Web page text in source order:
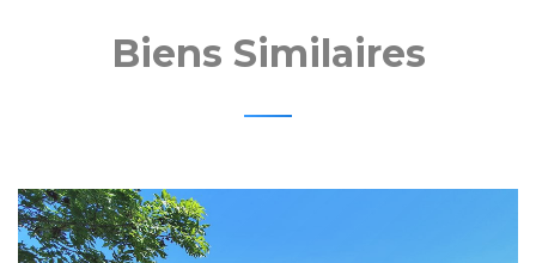
Biens Similaires